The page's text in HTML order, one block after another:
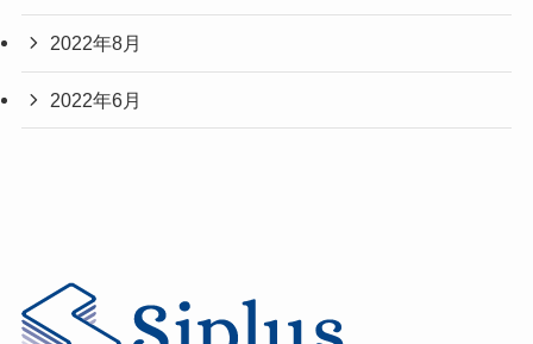
2022年8月
2022年6月